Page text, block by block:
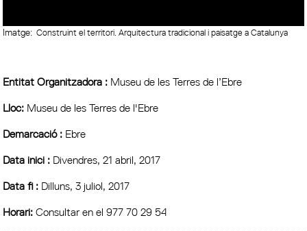
Imatge: Construint el territori. Arquitectura tradicional i paisatge a Catalunya
Entitat Organitzadora : Museu de les Terres de l’Ebre
Lloc: Museu de les Terres de l'Ebre
Demarcació : Ebre
Data inici : Divendres, 21 abril, 2017
Data fi : Dilluns, 3 juliol, 2017
Horari:Consultar en el 977 70 29 54